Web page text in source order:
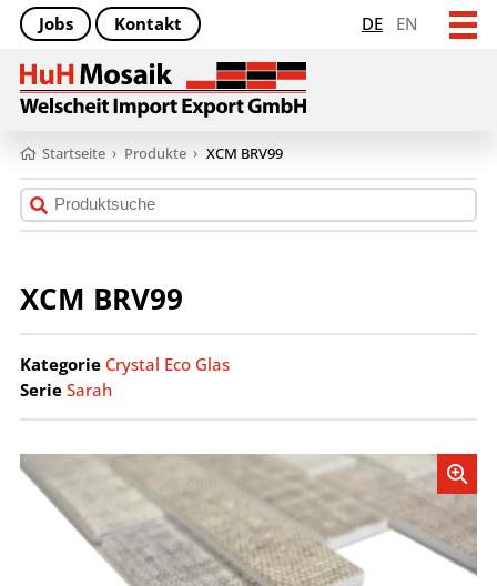
DE EN
Jobs Kontakt
Startseite › Produkte › XCM BRV99
XCM BRV99
Kategorie Crystal Eco Glas
Serie Sarah